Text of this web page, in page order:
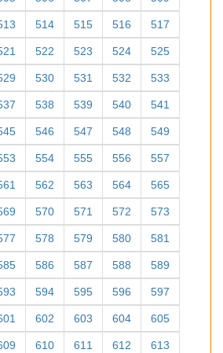
514 515 516 517
522 523 524 525
530 531 532 533
538 539 540 541
546 547 548 549
554 555 556 557
562 563 564 565
570 571 572 573
578 579 580 581
586 587 588 589
594 595 596 597
602 603 604 605
610 611 612 613